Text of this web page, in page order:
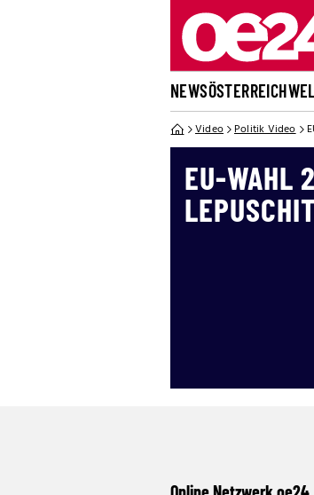
NEWSÖSTERREICH
Video Politik Video
EU-WAHL